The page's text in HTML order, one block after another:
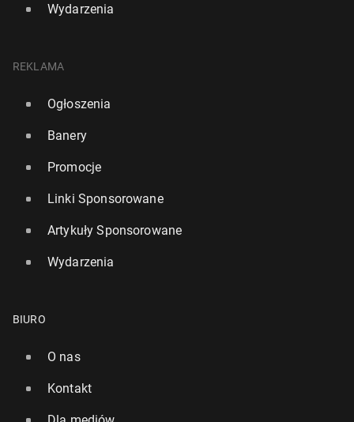
Wydarzenia
REKLAMA
Ogłoszenia
Banery
Promocje
Linki Sponsorowane
Artykuły Sponsorowane
Wydarzenia
BIURO
O nas
Kontakt